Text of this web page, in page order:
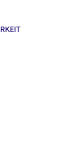
zum Kopf der
Inhalt
zum Fuß der